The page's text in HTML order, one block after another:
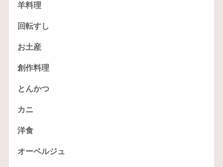
羊料理
回転すし
お土産
創作料理
とんかつ
カニ
洋食
オーベルジュ